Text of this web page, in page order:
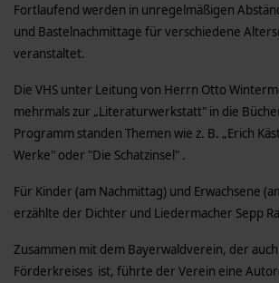
Fortlaufend werden in unregelmäßigen
und Bastelnachmittage für verschiedene
veranstaltet.
Die VHS unter Leitung von Herrn Otto
mehrmals zur „Literaturwerkstatt" in die
Programm standen Themen wie z. B. „Erich
Werke" oder "Die Schatzinsel" .
Für Kinder (am Nachmittag) und Erwachsene
erzählte der Dichter und Liedermacher Sepp
Zusammen mit dem Bayerwaldverein, der
Förderkreises ist, führte der Verein eine